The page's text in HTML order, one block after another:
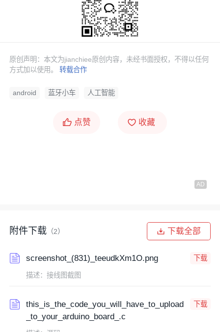
原创声明：本文为jianchiee原创内容，未经书面授权，不得以任何
方式加以使用。转载合作
android 蓝牙小车 人工智能
点赞 收藏
附件下载 （2） 下载全部
screenshot_(831)_teeudkXm1O.png 下载
描述：接线图截图
this_is_the_code_you_will_have_to_upload
_to_your_arduino_board_.c
下载